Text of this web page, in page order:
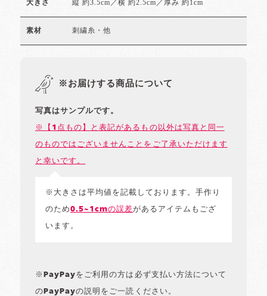
大きさ 縦 約3.5cm／横 約2.5cm／厚み 約1cm
素材 刺繍糸・他
※お届けする商品について
写真はサンプルです。
※【1点もの】と表記があるもの以外は写真と同一
のものではございませんことをご了承いただけます
と幸いです。
※大きさは平均値を記載しております。手作り
のため0.5~1cmの誤差があるアイテムもござ
います。
※PayPayをご利用の方は必ず支払い方法について
のPayPayの説明をご一読ください。